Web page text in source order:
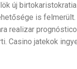
új
is
realizar
Casino jatekok